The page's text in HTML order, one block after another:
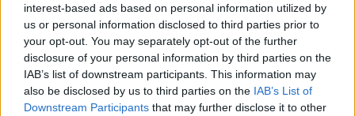
interest-based ads based on personal information utilized by
us or personal information disclosed to third parties prior to
your opt-out. You may separately opt-out of the further
disclosure of your personal information by third parties on the
IAB’s list of downstream participants. This information may
also be disclosed by us to third parties on the IAB’s List of
Downstream Participants that may further disclose it to other
της Ζωής μας
Οι άνθρωποι, οι αυθεντικές ιστορίες,
το ελληνικό καλοκαίρι και ένας
πολιτισμός που μας ενώνει κάθε μέρα.
ΟΣΑ ΧΡΕΙΑΖΕΣΑΙ